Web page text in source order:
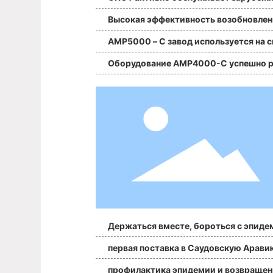
клиентов
Высокая эффективность
работ и производства
AMP5000 – C завод используется на
остной автостраде цзянсу
Оборудование AMP4000-C успешно
отает в Камбодже
Держаться вместе, бороться с
й.
первая поставка в Саудовскую
осле эпидемии
профилактика эпидемии и